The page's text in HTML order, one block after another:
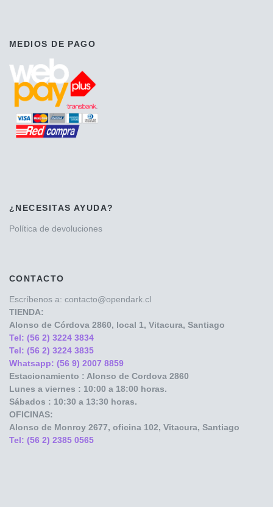
MEDIOS DE PAGO
¿NECESITAS AYUDA?
Política de devoluciones
CONTACTO
Escríbenos a: contacto@opendark.cl
TIENDA:
Alonso de Córdova 2860, local 1, Vitacura, Santiago
Tel: (56 2) 3224 3834
Tel: (56 2) 3224 3835
Whatsapp: (56 9) 2007 8859
Estacionamiento : Alonso de Cordova 2860
Lunes a viernes : 10:00 a 18:00 horas.
Sábados : 10:30 a 13:30 horas.
OFICINAS:
Alonso de Monroy 2677, oficina 102, Vitacura, Santiago
Tel: (56 2) 2385 0565